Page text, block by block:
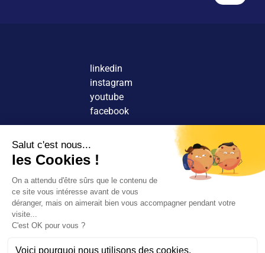
Rechercher
Rejoignez-
linkedin
instagram
youtube
facebook
Découvrir nos agences
Rejoindre nos équipes
© 2026 Tous droits réservés.
Mentions légales